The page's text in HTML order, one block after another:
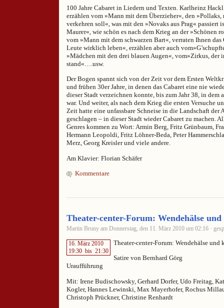
100 Jahre Cabaret in Liedern und Texten. Karlheinz
erzählen vom »Mann mit dem Überzieher«, den
verkehren soll«, was mit den »Novaks aus Prag« passiert
Maurer«, wie schön es nach dem Krieg an der »Schönen
vom »Mann mit dem schwarzen Bart«, verraten Ihnen
Leute wirklich leben«, erzählen aber auch
»Mädchen mit den drei blauen Augen«, vom»Zirkus, der
stand«….usw.
Der Bogen spannt sich von der Zeit vor dem Ersten
und frühen 30er Jahre, in denen das Cabaret eine nie
dieser Stadt verzeichnen konnte, bis zum Jahr 38, in dem
war. Und weiter, als nach dem Krieg die ersten Versuche
Zeit hatte eine unfassbare Schneise in die Landschaft der
geschlagen – in dieser Stadt wieder Cabaret zu machen.
Genres kommen zu Wort: Armin Berg, Fritz Grünbaum,
Hermann Leopoldi, Fritz Löhner-Beda, Peter
Merz, Georg Kreisler und viele andere.
Am Klavier: Florian Schäfer
Kommentare
Theater-center-Forum: Wendehälse
Martin Bruny am Donnerstag, den 11. März 2010 um 02:16 ·
16. März 2010
19:30 bis 21:30
Theater-center-Forum: Wendehälse und
Satire von Bernhard Görg
Uraufführung
Mit: Irene Budischowsky, Gerhard Dorfer, Udo Freitag,
Kogler, Hannes Lewinski, Max Mayerhofer, Rochus
Christoph Prückner, Christine Renhardt